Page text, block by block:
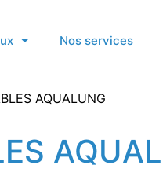
Nos services
AQUALUNG